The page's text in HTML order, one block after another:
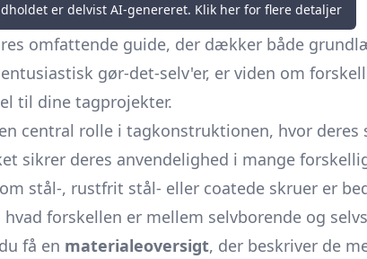
er delvist AI-genereret. Klik her for flere detaljer
omfattende guide, der dækker både
gør-det-selv'er, er viden om
til dine tagprojekter.
central rolle i tagkonstruktionen, hvor
sikrer deres anvendelighed i mange
stål-, rustfrit stål- eller coatede skruer er
hvad forskellen er mellem selvborende og
få en materialeoversigt, der beskriver de